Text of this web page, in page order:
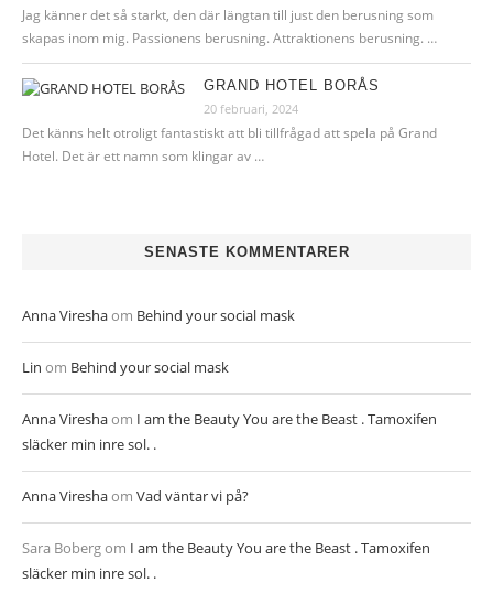
Jag känner det så starkt, den där längtan till just den berusning som
skapas inom mig. Passionens berusning. Attraktionens berusning. …
GRAND HOTEL BORÅS
20 februari, 2024
Det känns helt otroligt fantastiskt att bli tillfrågad att spela på Grand
Hotel. Det är ett namn som klingar av …
SENASTE KOMMENTARER
Anna Vireshaom Behind your social mask
Lin om Behind your social mask
Anna Vireshaom I am the Beauty You are the Beast . Tamoxifen
släcker min inre sol. .
Anna Vireshaom Vad väntar vi på?
Sara Bobergom I am the Beauty You are the Beast . Tamoxifen
släcker min inre sol. .